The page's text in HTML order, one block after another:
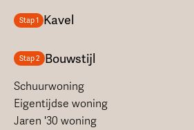
Stap 1 Kavel
Stap 2 Bouwstijl
Schuurwoning
Eigentijdse woning
Jaren '30 woning